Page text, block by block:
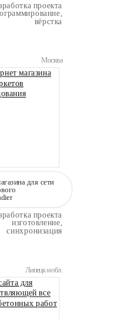
проекта
вёрстка
Москва
для сети
проекта
изготовление,
синхронизация
Липецк и обл.